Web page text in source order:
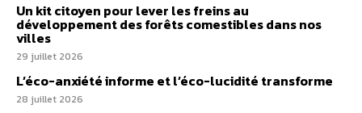
Un kit citoyen pour lever les freins au
développement des forêts comestibles dans nos
villes
29 juillet 2026
L’éco-anxiété informe et l’éco-lucidité transforme
28 juillet 2026